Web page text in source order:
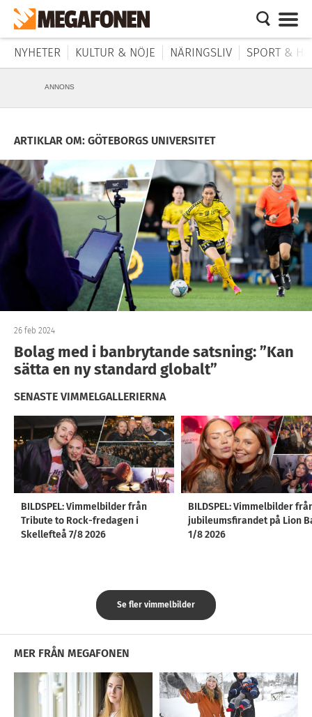
NYHETER KULTUR & NÖJE NÄRINGSLIV SPORT &
ANNONS
ARTIKLAR OM: GÖTEBORGS UNIVERSITET
26 feb 2024
Bolag med i banbrytande satsning: ”Kan
sätta en ny standard globalt”
SENASTE VIMMELGALLERIERNA
BILDSPEL: Vimmelbilder från
Tribute to Rock-fredagen i
Skellefteå 7/8 2026
BILDSPEL: Vimmelbilder
jubileumsfirandet på Lion
1/8 2026
Se fler vimmelbilder
MER FRÅN MEGAFONEN